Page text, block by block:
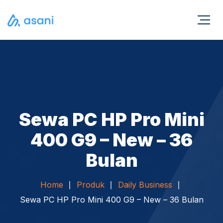
Sewa PC HP Pro Mini
400 G9 – New – 36
Bulan
Home Produk
Daily Business
Sewa PC HP Pro Mini 400 G9 – New – 36 Bulan